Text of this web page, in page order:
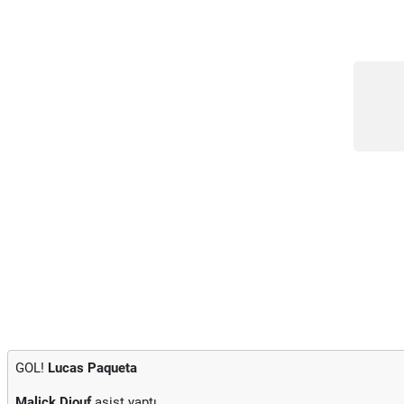
GOL! Lucas Paqueta